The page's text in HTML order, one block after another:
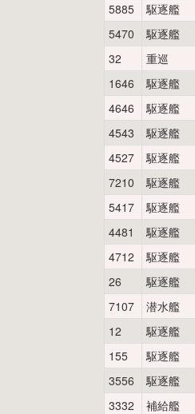
5885
駆逐艦
5470
駆逐艦
32
重巡
1646
駆逐艦
4646
駆逐艦
4543
駆逐艦
4527
駆逐艦
7210
駆逐艦
5417
駆逐艦
4481
駆逐艦
4712
駆逐艦
26
駆逐艦
7107
潜水艦
12
駆逐艦
155
駆逐艦
3556
駆逐艦
3332
補給艦